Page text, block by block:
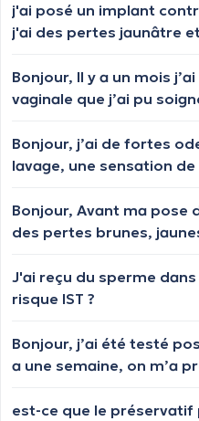
j'ai posé un implant
j'ai des pertes jaunâtre
les rapports sexuels
Bonjour, Il y a un mois j’ai eu une petite mycose
vaginale que j’ai pu
un rapport sexuel avec
ne sais pas si c’est lié
Bonjour, j’ai de fortes
lavage, une sensation
j’ai vu sur internet qu’il
pharmacie mais je ne
Bonjour, Avant ma pose
des pertes brunes,
semaine de la pose
augmentés avec
risque en le posant
Je vous remercie.
J'ai reçu du sperme
risque IST ?
Bonjour, j’ai été testé
a une semaine, on m’a
tester à la fin du
est-ce que le préservatif